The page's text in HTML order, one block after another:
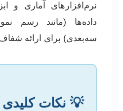
نرم‌افزارهای آماری و
داده‌ها (مانند رسم
سه‌بعدی) برای ارائه
💡 نکات کلیدی